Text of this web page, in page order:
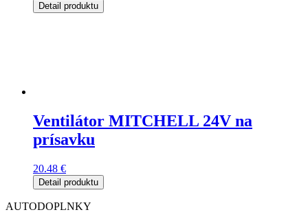
Detail produktu
Ventilátor MITCHELL 24V na
prísavku
20.48 €
Detail produktu
AUTODOPLNKY